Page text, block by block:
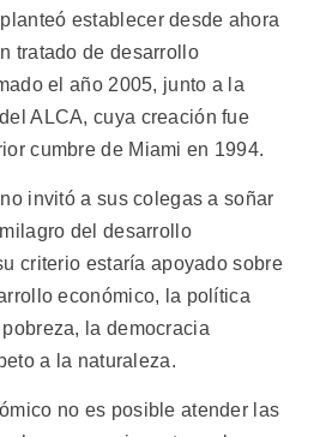
establecer desde ahora
tratado de desarrollo
el año 2005, junto a la
ALCA, cuya creación fue
cumbre de Miami en 1994.
invitó a sus colegas a soñar
del desarrollo
criterio estaría apoyado sobre
económico, la política
la democracia
a la naturaleza.
no es posible atender las